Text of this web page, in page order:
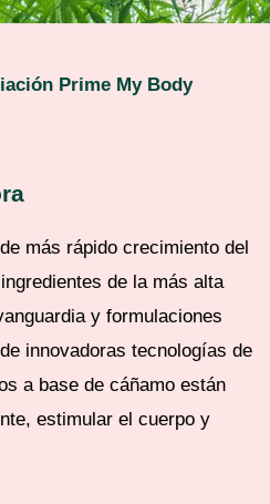
Prime My Body
más rápido crecimiento del
de la más alta
y formulaciones
innovadoras tecnologías de
a base de cáñamo están
estimular el cuerpo y